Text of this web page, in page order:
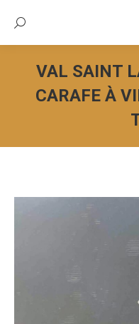
Recherche:
VAL SAINT
CARAFE À